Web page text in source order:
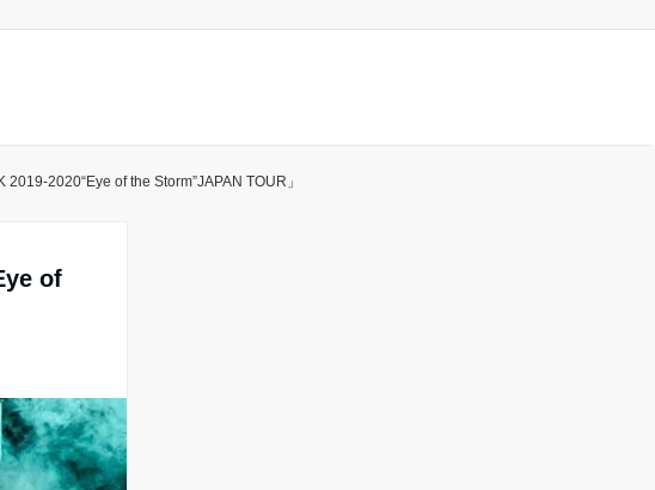
2020“Eye of the Storm”JAPAN TOUR」
of